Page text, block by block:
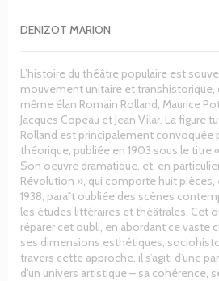
DENIZOT MARION
L’histoire du théâtre populaire est
mouvement unitaire et transhistorique,
même élan Romain Rolland, Maurice
Jacques Copeau et Jean Vilar. La figure
Rolland est principalement convoquée
théorique, publiée en 1903 sous le titre
Son oeuvre dramatique, et, en
Révolution », qui comporte huit pièces,
1938, paraît oubliée des scènes
les études littéraires et théâtrales. Cet
réparer cet oubli, en abordant ce vaste
ses dimensions esthétiques,
travers cette approche, il s’agit, d’une
d’un univers artistique – sa cohérence,